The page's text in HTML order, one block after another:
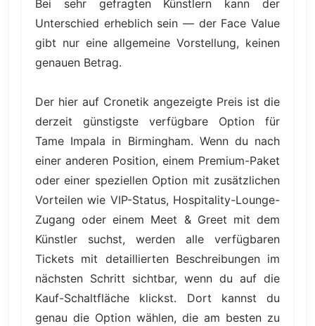
Bei sehr gefragten Künstlern kann der
Unterschied erheblich sein — der Face Value
gibt nur eine allgemeine Vorstellung, keinen
genauen Betrag.
Der hier auf Cronetik angezeigte Preis ist die
derzeit günstigste verfügbare Option für
Tame Impala in Birmingham. Wenn du nach
einer anderen Position, einem Premium-Paket
oder einer speziellen Option mit zusätzlichen
Vorteilen wie VIP-Status, Hospitality-Lounge-
Zugang oder einem Meet & Greet mit dem
Künstler suchst, werden alle verfügbaren
Tickets mit detaillierten Beschreibungen im
nächsten Schritt sichtbar, wenn du auf die
Kauf-Schaltfläche klickst. Dort kannst du
genau die Option wählen, die am besten zu